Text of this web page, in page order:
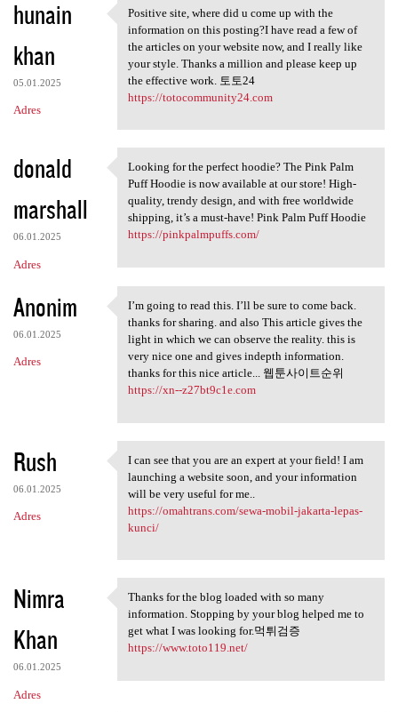
hunain
khan
05.01.2025
Adres
Positive site, where did u
Positive site, where did u come up with the
information on this posting?I have read a few of
the articles on your website now, and I really like
your style. Thanks a million and please keep up
the effective work. 토토24
https://totocommunity24.com
donald
marshall
06.01.2025
Adres
Looking for the perfect
Looking for the perfect hoodie? The Pink Palm
Puff Hoodie is now available at our store! High-
quality, trendy design, and with free worldwide
shipping, it’s a must-have! Pink Palm Puff Hoodie
https://pinkpalmpuffs.com/
Anonim
06.01.2025
Adres
I’m going to read this. I’ll
I’m going to read this. I’ll be sure to come back.
thanks for sharing. and also This article gives the
light in which we can observe the reality. this is
very nice one and gives indepth information.
thanks for this nice article... 웹툰사이트순위
https://xn--z27bt9c1e.com
Rush
06.01.2025
Adres
I can see that you are an
I can see that you are an expert at your field! I am
launching a website soon, and your information
will be very useful for me..
https://omahtrans.com/sewa-mobil-jakarta-lepas-
kunci/
Nimra
Khan
06.01.2025
Adres
Thanks for the blog loaded
Thanks for the blog loaded with so many
information. Stopping by your blog helped me to
get what I was looking for.먹튀검증
https://www.toto119.net/